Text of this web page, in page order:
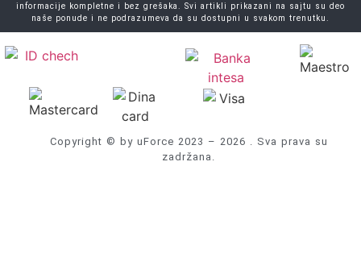
informacije kompletne i bez grešaka. Svi artikli prikazani na sajtu su deo
naše ponude i ne podrazumeva da su dostupni u svakom trenutku.
Copyright © by uForce 2023 – 2026 . Sva prava su
zadržana.